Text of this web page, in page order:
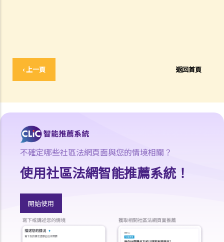
‹ 上一頁 返回首頁
賠償上限？
求退還保費？
7. 保險代理要求我把現金交給他，讓他可以代我準時繳交保費。他可以
這樣處理保費嗎？
b. 保險科技及虛擬保險公司
2. 透過虛擬保險公司的全數碼分銷渠道購買保險有何潛在好處?
來處理與保險相關的事務，有甚麼要注意?
常見保險產品種類
A. 人壽保險 （包括退休保障產品）
不確定哪些社區法網頁面與您的情境相關？
使用社區法網智能推薦系統！
開始使用